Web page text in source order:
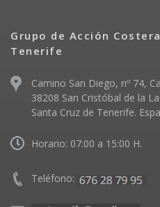
Grupo de Acción
Tenerife
Camino San Diego, nº 74,
38208 San Cristóbal de la
Santa Cruz de Tenerife.
Horario: 07:00 a 15:00 H.
Teléfono: